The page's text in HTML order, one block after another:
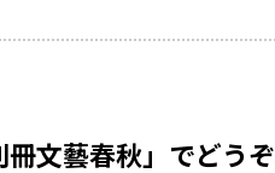
冊文藝春秋」でどうぞ